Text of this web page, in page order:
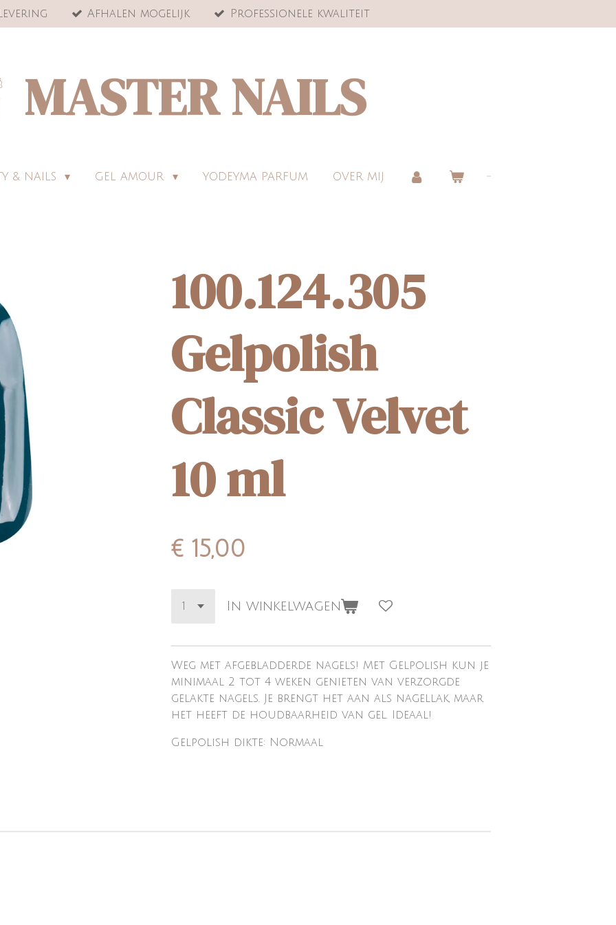
Afhalen mogelijk Professionele kwaliteit
MASTER NAILS
& NAILS GEL AMOUR YODEYMA PARFUM OVER MIJ
100.124.305
Gelpolish
Classic Velvet
10 ml
€ 15,00
In winkelwagen
Weg met afgebladderde nagels! Met Gelpolish kun je
minimaal 2 tot 4 weken genieten van verzorgde
gelakte nagels. Je brengt het aan als nagellak, maar
het heeft de houdbaarheid van gel. Ideaal!
Gelpolish dikte: Normaal